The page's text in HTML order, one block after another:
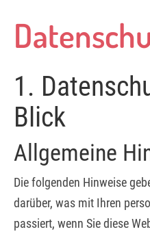
1.
Blick
Allgemeine
Die folgenden Hinweise
darüber, was mit Ihren
passiert, wenn Sie diese